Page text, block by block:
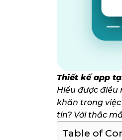
Thiết kế app
Hiểu được điều
khăn trong
tín? Với thắc
Table of